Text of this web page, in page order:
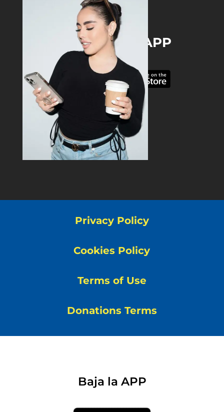
DOWNLOAD THE APP
Privacy Policy
Cookies Policy
Terms of Use
Donations Terms
Baja la APP